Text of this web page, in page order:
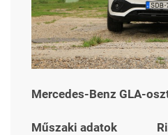
Mercedes-Benz GLA-
Műszaki adatok